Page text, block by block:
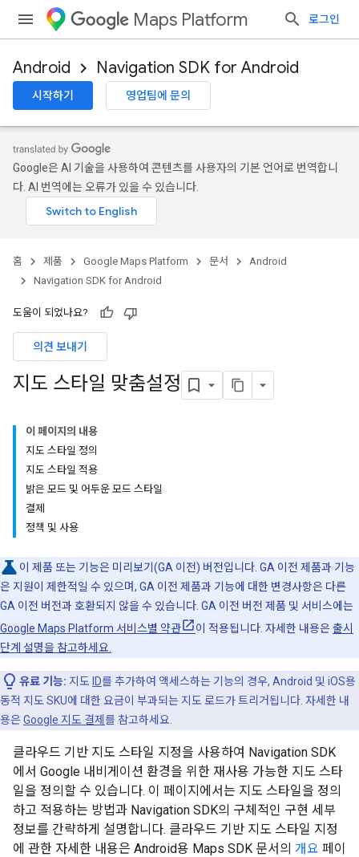
Maps Platform 로그인
Android Navigation SDK for Android
시작하기 영업팀에 문의
Google은 AI 기술을 사용하여 콘텐츠를 사용자의 기본 언어로 번역합니
다. AI 번역에는 오류가 있을 수 있습니다.
홈 제품 Google Maps Platform 문서
Android
Navigation SDK for Android
도움이 되었나요?
의견 보내기
지도 스타일 맞춤설정
이 페이지의 내용
지도 스타일 정의
지도 스타일 적용
밝은 모드 및 어두운 모드 스타일
결제
정책 및 사용
이 제품 또는 기능은 미리보기(GA 이전) 버전입니다. GA 이전 제품과 기능
은 지원이 제한적일 수 있으며, GA 이전 제품과 기능에 대한 변경사항은 다른
GA 이전 버전과 호환되지 않을 수 있습니다. GA 이전 버전 제품 및 서비스에는
Google Maps Platform 서비스별 약관
이 적용됩니다. 자세한 내용은출시
단계 설명을 참고하세요.
유료 기능: 지도 ID를 추가하여 액세스하는 기능의 경우, Android 및 iOS용
동적 지도 SKU에 대한 요금이 부과되는 지도 로드가 트리거됩니다. 자세한 내
용은 Google 지도 결제 를 참고하세요.
클라우드 기반 지도 스타일 지정을 사용하여 Navigation SDK
에서 Google 내비게이션 환경을 위한 재사용 가능한 지도 스타
일을 정의할 수 있습니다. 이 페이지에서는 지도 스타일을 정의
하고 적용하는 방법과 Navigation SDK의 구체적인 구현 세부
정보를 간략하게 설명합니다. 클라우드 기반 지도 스타일 지정
에 관한 자세한 내용은 Android용 Maps SDK 문서의 개요 페이